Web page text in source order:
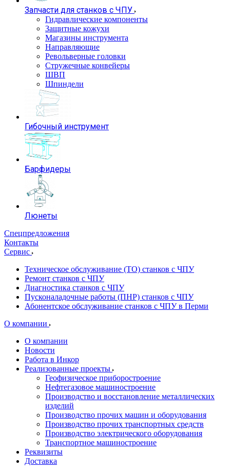
Запчасти для станков с ЧПУ
Гидравлические компоненты
Защитные кожухи
Магазины инструмента
Направляющие
Револьверные головки
Стружечные конвейеры
ШВП
Шпиндели
Гибочный инструмент
Барфидеры
Люнеты
Спецпредложения
Контакты
Сервис
Техническое обслуживание (ТО) станков с ЧПУ
Ремонт станков с ЧПУ
Диагностика станков с ЧПУ
Пусконаладочные работы (ПНР) станков с ЧПУ
Абонентское обслуживание станков с ЧПУ в Перми
О компании
О компании
Новости
Работа в Инкор
Реализованные проекты
Геофизическое приборостроение
Нефтегазовое машиностроение
Производство и восстановление металлических
изделий
Производство прочих машин и оборудования
Производство прочих транспортных средств
Производство электрического оборудования
Транспортное машиностроение
Реквизиты
Доставка